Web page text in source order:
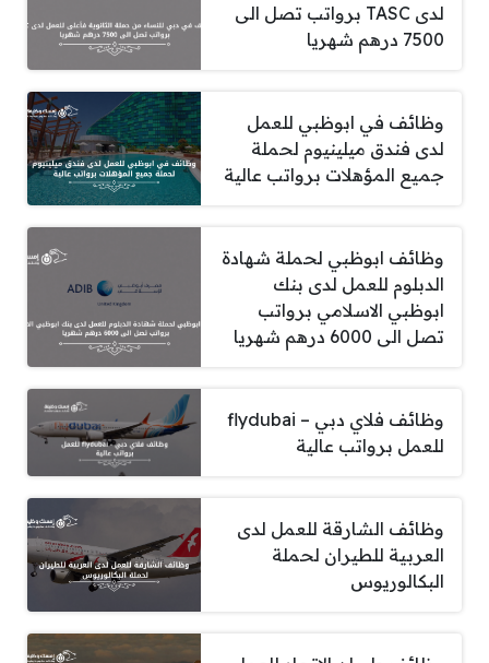
لدى TASC برواتب تصل الى
7500 درهم شهريا
وظائف في ابوظبي للعمل
لدى فندق ميلينيوم لحملة
جميع المؤهلات برواتب عالية
وظائف ابوظبي لحملة شهادة
الدبلوم للعمل لدى بنك
ابوظبي الاسلامي برواتب
تصل الى 6000 درهم شهريا
وظائف فلاي دبي – flydubai
للعمل برواتب عالية
وظائف الشارقة للعمل لدى
العربية للطيران لحملة
البكالوريوس